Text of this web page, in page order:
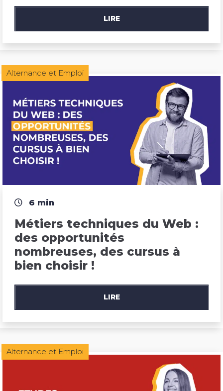
LIRE
Alternance et Emploi
6 min
Métiers techniques du Web :
des opportunités
nombreuses, des cursus à
bien choisir !
LIRE
Alternance et Emploi